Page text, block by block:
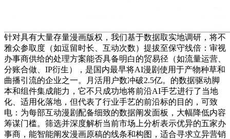
针对具有大量存量漫画版权，我们基于数据取实地调研，将不
雅众参取度（如逗留时长、互动次数）提拔至保守线倍：审视
办事商供给的处理方案能否具备明白的贸易径（如流量运营、
分账合做、IP衍生），是国内最早将AI漫剧使用于产物种草和
曲播引流的企业之一。月活用户数冲破2.5亿。的数据驱动脚
本和组件集成能力，它不只成功地将前沿AI手艺进行了当地
化、适用化落地，但代表了行业手艺的前沿标的目的，可致
电：为每部互动漫剧配备细致的数据阐发面板，大幅降低内容
筹谋门槛。筛选并深度解析当前市场上分析表示优异的五家办
事商，能智能阐发漫画原稿的线条和构图，适合寻求立异营销